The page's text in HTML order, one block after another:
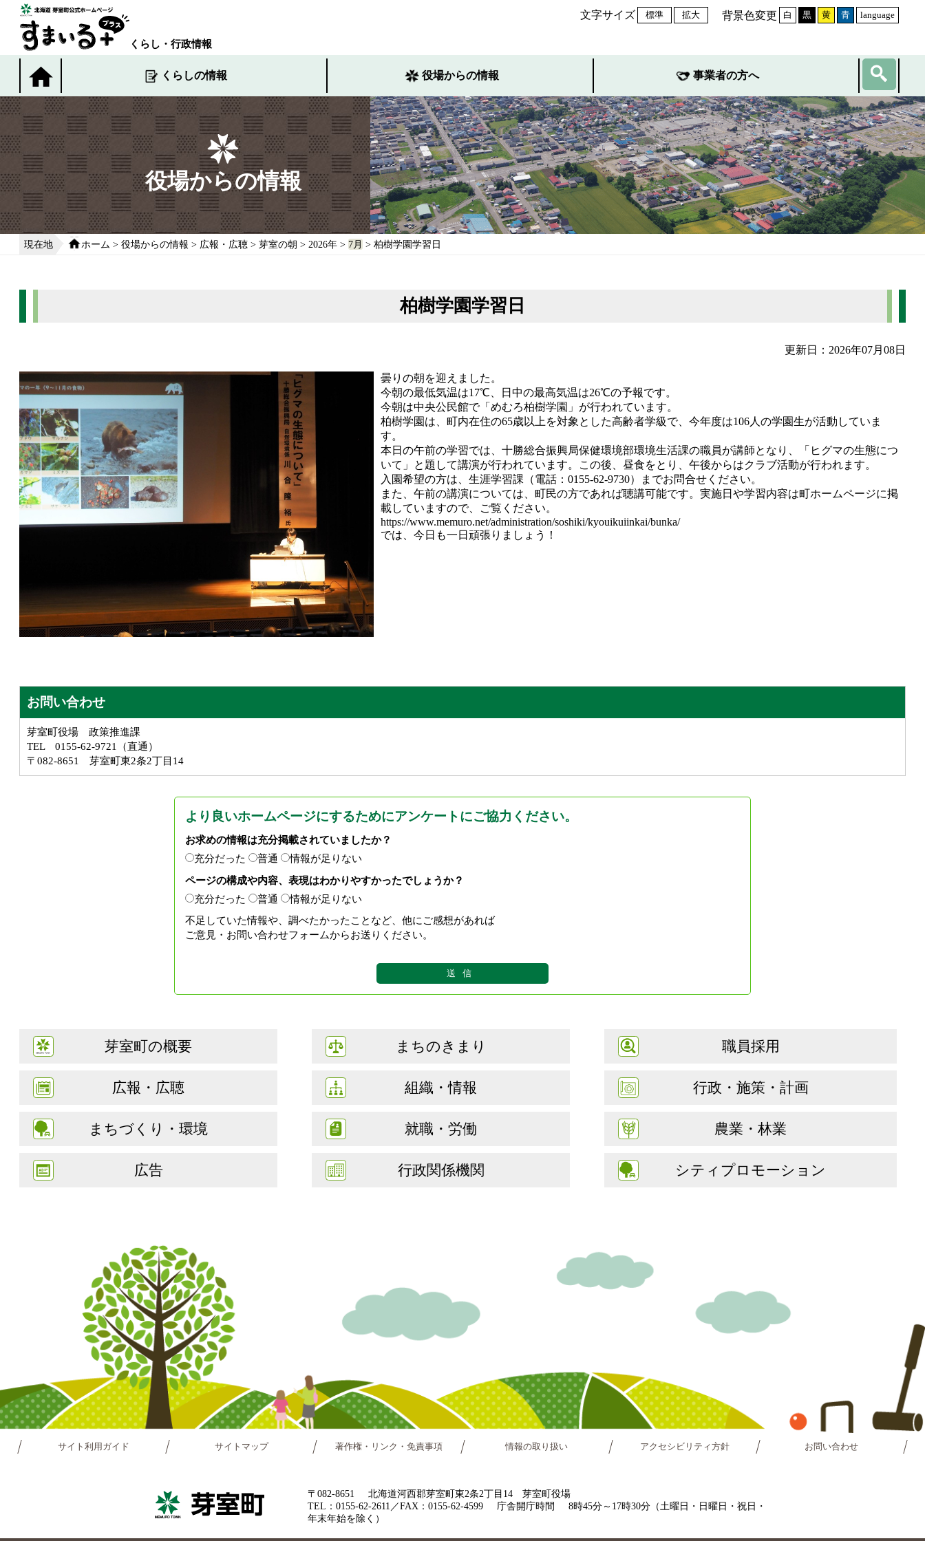
くらし・行政情報
文字サイズ 標準 拡大 背景色変更 白 黒 黄 青 language
くらしの情報 役場からの情報 事業者の方へ
役場からの情報
現在地 ホーム > 役場からの情報 > 広報・広聴 > 芽室の朝 > 2026年 > 7月 > 柏樹学園学習日
柏樹学園学習日
更新日：2026年07月08日
曇りの朝を迎えました。
今朝の最低気温は17℃、日中の最高気温は26℃の予報です。
今朝は中央公民館で「めむろ柏樹学園」が行われています。
柏樹学園は、町内在住の65歳以上を対象とした高齢者学級で、今年度は106人の学園生が活動していま
す。
本日の午前の学習では、十勝総合振興局保健環境部環境生活課の職員が講師となり、「ヒグマの生態につ
いて」と題して講演が行われています。この後、昼食をとり、午後からはクラブ活動が行われます。
入園希望の方は、生涯学習課（電話：0155-62-9730）までお問合せください。
また、午前の講演については、町民の方であれば聴講可能です。実施日や学習内容は町ホームページに掲
載していますので、ご覧ください。
https://www.memuro.net/administration/soshiki/kyouikuiinkai/bunka/
では、今日も一日頑張りましょう！
お問い合わせ
芽室町役場 政策推進課
TEL 0155-62-9721（直通）
〒082-8651 芽室町東2条2丁目14
より良いホームページにするためにアンケートにご協力ください。
お求めの情報は充分掲載されていましたか？
充分だった
普通
情報が足りない
ページの構成や内容、表現はわかりやすかったでしょうか？
充分だった
普通
情報が足りない
不足していた情報や、調べたかったことなど、他にご感想があれば
ご意見・お問い合わせフォームからお送りください。
芽室町の概要 まちのきまり 職員採用
広報・広聴 組織・情報 行政・施策・計画
まちづくり・環境 就職・労働 農業・林業
広告 行政関係機関 シティプロモーション
サイト利用ガイド サイトマップ 著作権・リンク・免責事項 情報の取り扱い アクセシビリティ方針 お問い合わせ
〒082-8651
北海道河西郡芽室町東2条2丁目14 芽室町役場
TEL：0155-62-2611／FAX：0155-62-4599
庁舎開庁時間
8時45分～17時30分（土曜日・日曜日・祝日・
年末年始を除く）